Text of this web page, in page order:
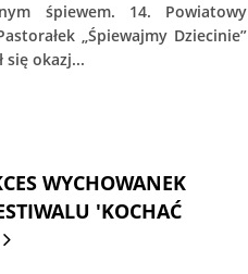
śpiewem. 14. Powiatowy
„Śpiewajmy Dziecinie”
się okazj...
WYCHOWANEK
'KOCHAĆ